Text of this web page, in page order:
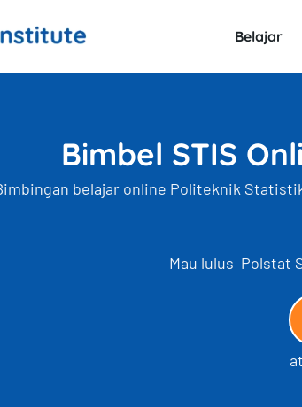
Belajar
Bimbel STIS
belajar online Politeknik
Mau lulus Polstat